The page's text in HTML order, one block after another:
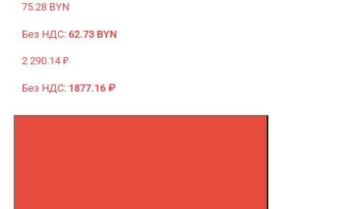
75.28 BYN
Без НДС: 62.73 BYN
2 290.14 ₽
Без НДС: 1877.16 ₽